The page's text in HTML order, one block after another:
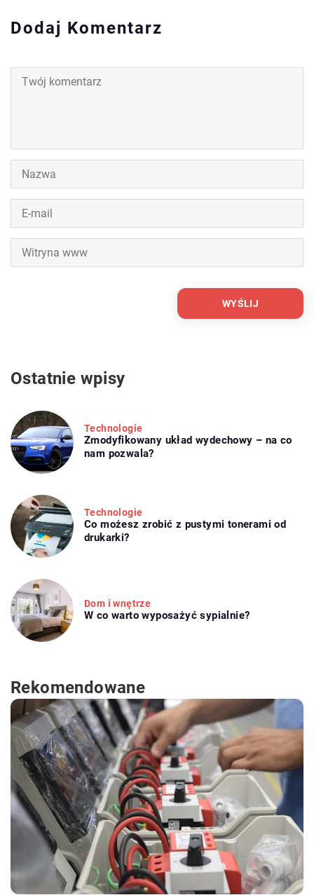
Dodaj Komentarz
Ostatnie wpisy
Technologie
Zmodyfikowany układ wydechowy – na co
nam pozwala?
Technologie
Co możesz zrobić z pustymi tonerami od
drukarki?
Dom i wnętrze
W co warto wyposażyć sypialnie?
Rekomendowane